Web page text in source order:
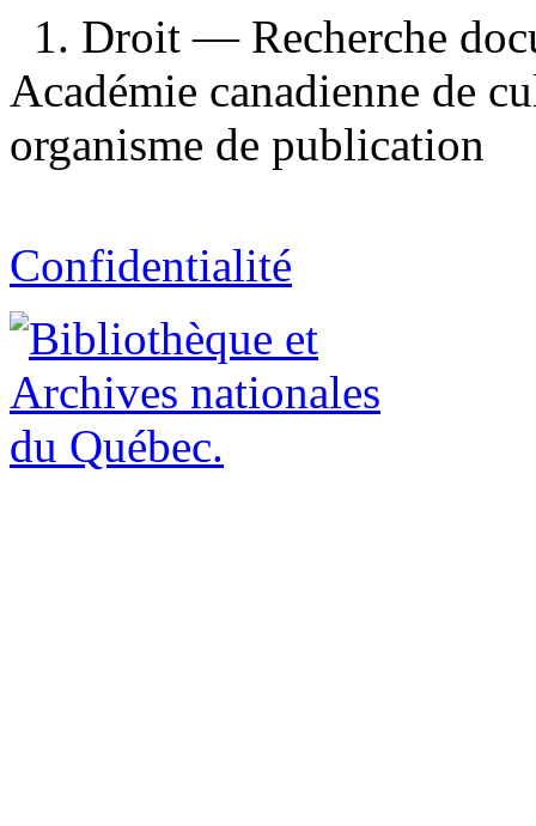
1. Droit — Recherche
Académie canadienne de
organisme de publication
Confidentialité